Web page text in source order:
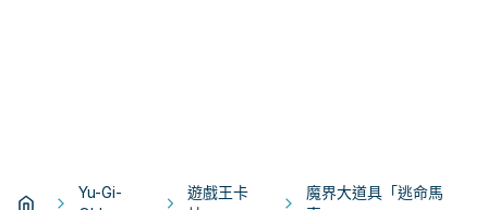
Yu-Gi-
遊戲王卡
魔界大道具「逃命馬